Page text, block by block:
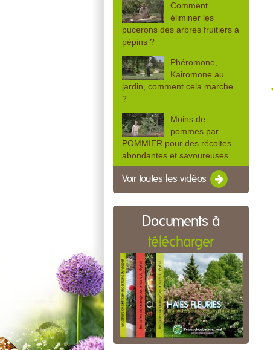
Comment
éliminer les
pucerons des arbres fruitiers à
pépins ?
Phéromone,
Kairomone au
jardin, comment cela marche
?
Moins de
pommes par
POMMIER pour des récoltes
abondantes et savoureuses
Voir toutes les vidéos
Documents à
télécharger